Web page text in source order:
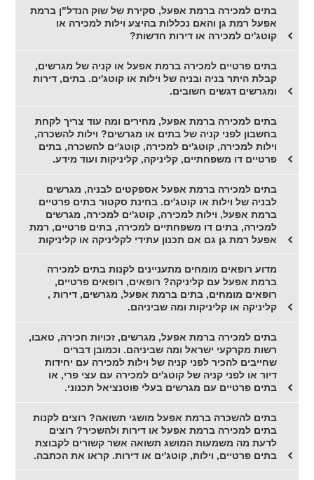
בתים למכירה ברמת אפעל, סקירת של שוק הנדל"ן ברמת
אפעל רמת גן והאם נכללות בהיצע וילות למכירה או
קוטג'ים למכירה או דירות חדשות?
בתים פרטיים למכירה ברמת אפעל או קניה של מגרשים,
קבלת היתר בניה ובניה של וילות או קוטג'ים. בתים, דירות
ומגרשים דגשים חשובים.
בתים למכירה ברמת אפעל, מחירים ומה עוד צריך לקחת
בחשבון לפני קניה של בתים או מגרשים? וילות להשכרה,
וילות למכירה, קוטג'ים למכירה, קוטג'ים להשכרה, בתים
פרטיים דו משפחתיים, קליניקה, קליניקות ועוד מידע.
בתים למכירה ברמת אפעל אספקטים לבניה, מגרשים
לבניה של וילות או קוטג'ים. בחינת סקטור בתים פרטיים
ברמת אפעל, וילות למכירה, קוטג'ים למכירה, מגרשים
למכירה, בתים דו משפחתיים למכירה, בתים פרטיים, רמת
אפעל רמת גן גם אם תכנון עתידי לקליניקה או קליניקות
מדוע רופאים מומחים מתעניינים לקנות בתים למכירה
ברמת אפעל עם קליניקה? רופאים, רופאים פרטיים,
רופאים מומחים, בתים ברמת אפעל, מגרשים, דירות ,
קליניקה או קליניקות ומה שביניהם.
בתים למכירה ברמת אפעל, מגרשים, זכויות חכירה, טאבו,
רשות מקרקעי ישראל ומה שביניהם. וכמובן דברים
שחייבים להכיר לפני קניה של וילות למכירה עם יחידות
דיור או לפני קניה של קוטג'ים למכירה עם עצי פרי, או
בתים פרטיים עם מגרשים בעלי פוטנציאל תכנוני.
בתים להשכרה ברמת אפעל מושגי תשואה? רוצים לקנות
בתים למכירה ברמת אפעל או דירות ולהשכיר? רוצים
לדעת מה משמעות המושג תשואה אשר קשורים לקבוצת
בתים פרטיים, וילות, קוטג'ים או דירות. קראו את הכתבה.